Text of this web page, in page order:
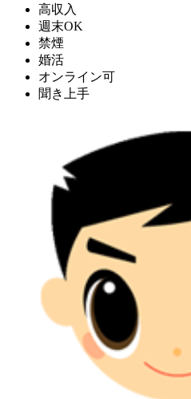
高収入
週末OK
禁煙
婚活
オンライン可
聞き上手